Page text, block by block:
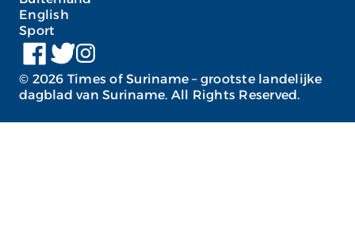
English
Sport
© 2026 Times of Suriname – grootste landelijke
dagblad van Suriname. All Rights Reserved.